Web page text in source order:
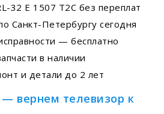
32 E 1507 T2C без переплат
Санкт-Петербургу сегодня
— бесплатно
в наличии
и детали до 2 лет
— вернем телевизор к